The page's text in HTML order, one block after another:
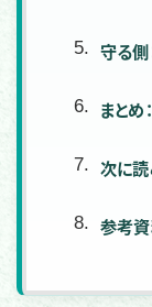
守る側
まとめ
次に
参考